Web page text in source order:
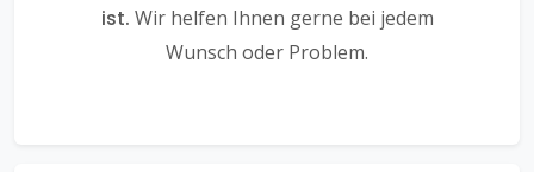
ist. Wir helfen Ihnen gerne bei jedem
Wunsch oder Problem.